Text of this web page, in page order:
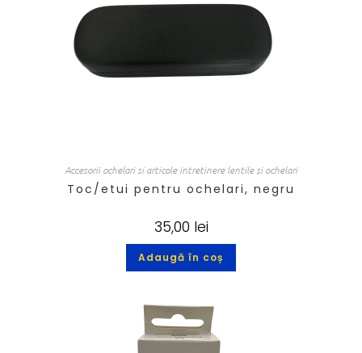
Accesorii ochelari si articole intretinere lentile si ochelari
Toc/etui pentru ochelari, negru
35,00 lei
Adaugă în coș